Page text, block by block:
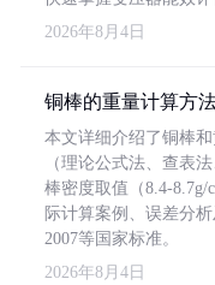
2026年8月4日
铜棒的重量计算方
本文详细介绍了铜棒
（理论公式法、查表
棒密度取值（8.4-8.7g/
际计算案例、误差分
2007等国家标准。
2026年8月4日